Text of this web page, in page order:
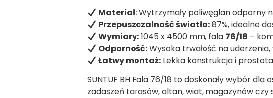
Materiał:Wytrzymały poliwęglan odporny
Przepuszczalność światła:87%, idealne
Wymiary:1045 x 4500 mm, fala 76/18 –
Odporność:Wysoka trwałość na
Łatwy montaż:Lekka konstrukcja i
SUNTUF BH Fala 76/18 to doskonały wybór
zadaszeń tarasów, altan, wiat, magazynów czy